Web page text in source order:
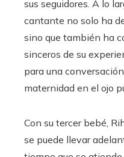
sus seguidores. A lo
cantante no solo ha
sino que también ha
sinceros de su
para una
maternidad en el ojo
Con su tercer bebé,
se puede llevar